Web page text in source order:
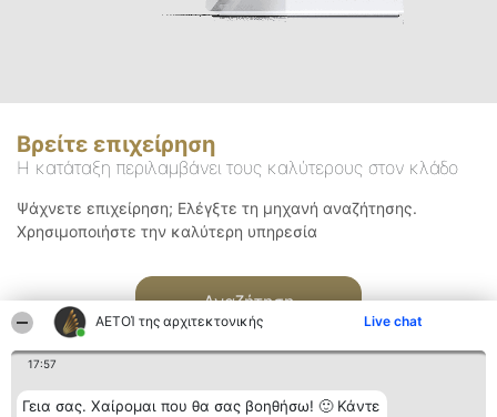
ΑΕΤΟΊ της αρχιτεκτονικής Live chat
17:57
Γεια σας. Χαίρομαι που θα σας βοηθήσω! 🙂 Κάντε
Βρείτε επιχείρηση
Η κατάταξη περιλαμβάνει τους καλύτερους στον κλάδο
Ψάχνετε επιχείρηση; Ελέγξτε τη μηχανή αναζήτησης.
Χρησιμοποιήστε την καλύτερη υπηρεσία
Αναζήτηση